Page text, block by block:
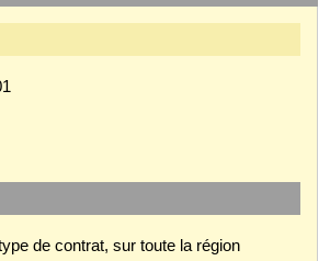
de contrat, sur toute la région